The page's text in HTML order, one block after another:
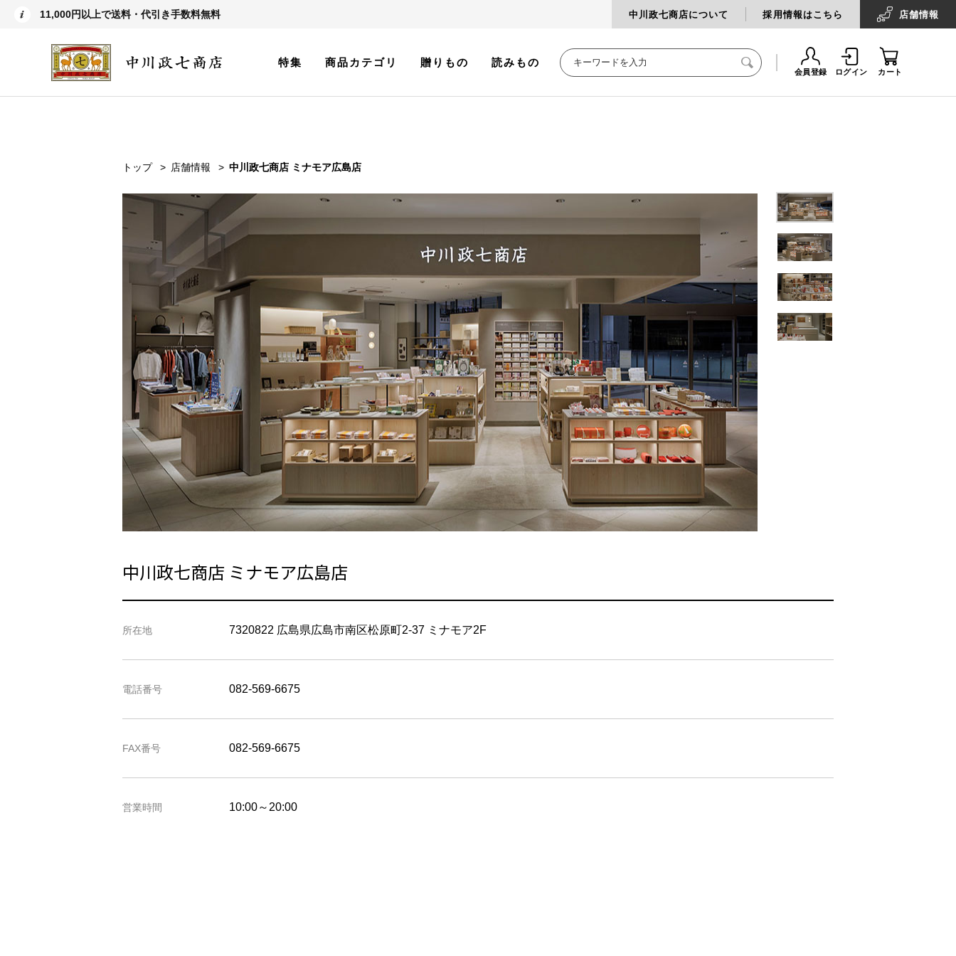
11,000円以上で送料・代引き手数料無料 中川政七商店について 採用情報はこちら 店舗情報
特集 商品カテゴリ 贈りもの 読みもの
会員登録 ログイン カート
トップ 店舗情報 中川政七商店 ミナモア広島店
中川政七商店 ミナモア広島店
所在地 7320822 広島県広島市南区松原町2-37 ミナモア2F
電話番号 082-569-6675
FAX番号 082-569-6675
営業時間 10:00～20:00